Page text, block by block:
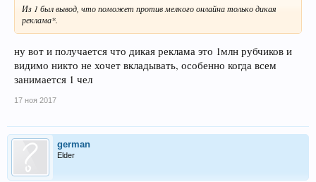
Из 1 был вывод, что поможет против мелкого онлайна только дикая
реклама*.
ну вот и получается что дикая реклама это 1млн рубчиков и
видимо никто не хочет вкладывать, особенно когда всем
занимается 1 чел
17 ноя 2017
german
Elder